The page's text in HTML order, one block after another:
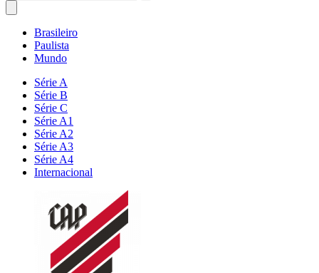
Brasileiro
Paulista
Mundo
Série A
Série B
Série C
Série A1
Série A2
Série A3
Série A4
Internacional